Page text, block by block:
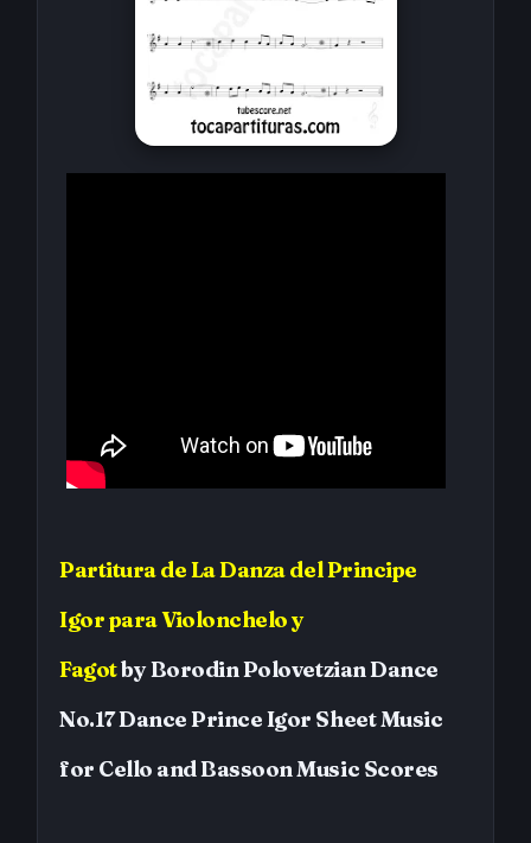
PartituradeLa Danza del Principe
Igorpara Violonchelo y
FagotbyBorodinPolovetzian Dance
No.17 Dance Prince Igor Sheet Music
for Cello and BassoonMusic Scores